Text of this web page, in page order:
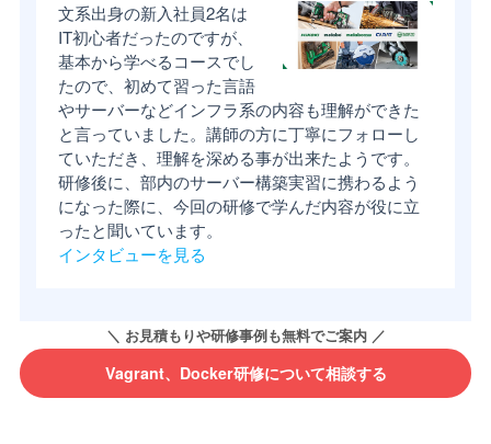
文系出身の新入社員2名は
IT初心者だったのですが、
基本から学べるコースでし
たので、初めて習った言語
やサーバーなどインフラ系の内容も理解ができた
と言っていました。講師の方に丁寧にフォローし
ていただき、理解を深める事が出来たようです。
研修後に、部内のサーバー構築実習に携わるよう
になった際に、今回の研修で学んだ内容が役に立
ったと聞いています。
インタビューを見る
Vagrant、Docker研修について相談する